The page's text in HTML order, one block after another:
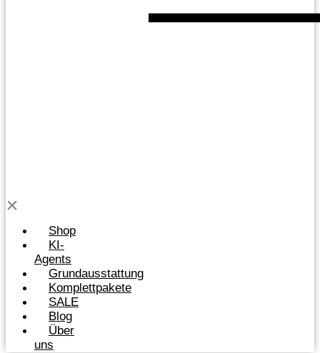
Shop
KI-
Agents
Grundausstattung
Komplettpakete
SALE
Blog
Über
uns